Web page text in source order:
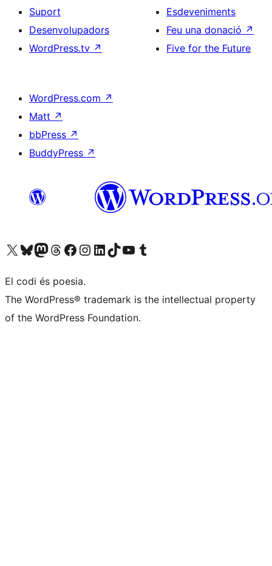
Suport
Desenvolupadors
WordPress.tv ↗
Esdeveniments
Feu una donació ↗
Five for the Future
WordPress.com ↗
Matt ↗
bbPress ↗
BuddyPress ↗
Visiteu el nostre compte X (abans Twitter)
Visiteu el nostre compte de Bluesky
Visiteu el nostre compte al Mastodon
Visiteu el nostre compte de Threads
Visiteu la nostra pàgina al Facebook
Visiteu el nostre compte d'Instagram
Visiteu el nostre compte de LinkedIn
Visiteu el nostre compte de TikTok
Visiteu el nostre canal al YouTube
Visiteu el nostre compte de Tumblr
El codi és poesia.
The WordPress® trademark is the intellectual property
of the WordPress Foundation.